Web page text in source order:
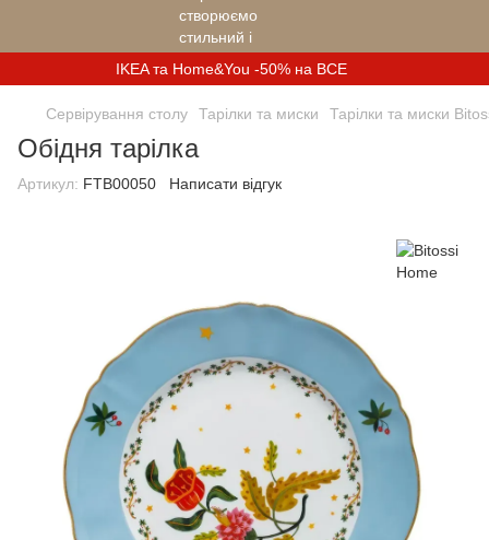
IKEA та Home&You -50% на ВСЕ
Сервірування столу Тарілки та миски Тарілки та миски
Обідня тарілка
Артикул: FTB00050 Написати відгук